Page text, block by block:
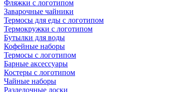
Фляжки с логотипом
Заварочные чайники
Термосы для еды с логотипом
Термокружки с логотипом
Бутылки для воды
Кофейные наборы
Термосы с логотипом
Барные аксессуары
Костеры с логотипом
Чайные наборы
Разделочные доски